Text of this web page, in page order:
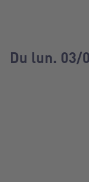
Du lun. 03/